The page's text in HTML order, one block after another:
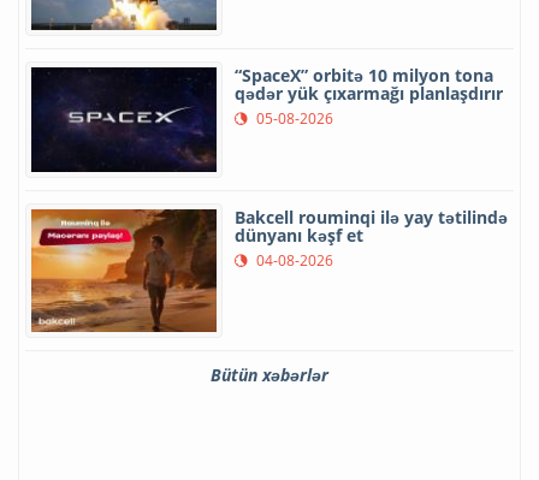
“SpaceX” orbitə 10 milyon tona
qədər yük çıxarmağı planlaşdırır
05-08-2026
Bakcell rouminqi ilə yay tətilində
dünyanı kəşf et
04-08-2026
Bütün xəbərlər